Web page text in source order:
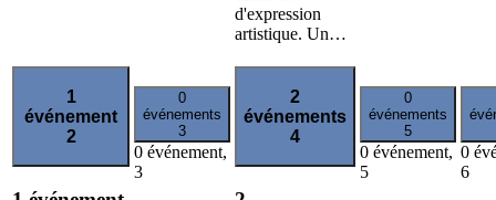
d'expression
artistique. Un…
1
événement
2
0
événements
3
0 événement,
3
2
événements
4
0
événements
5
0 événement,
5
0
6